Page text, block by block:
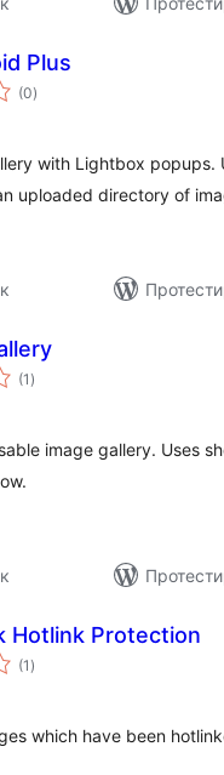
Plus
(0общий
рейтинг
)
with Lightbox popups.
uploaded directory of
(1 общий
рейтинг
)
image gallery. Uses
Hotlink Protection
(1 общий
рейтинг
)
which have been